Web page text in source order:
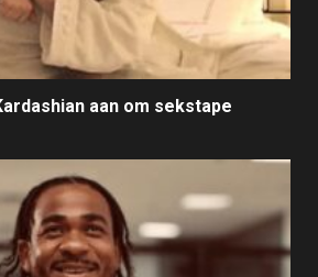
aan om sekstape